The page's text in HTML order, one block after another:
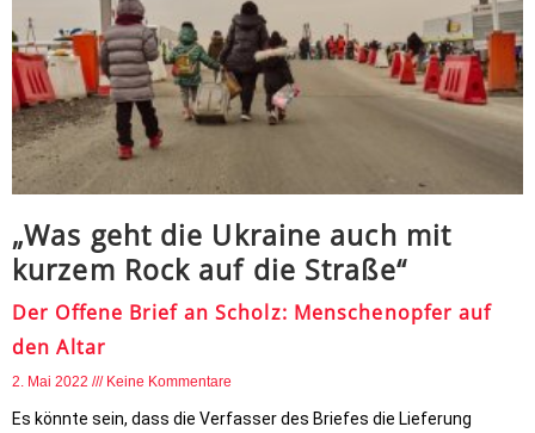
„Was geht die Ukraine auch mit
kurzem Rock auf die Straße“
Der Offene Brief an Scholz: Menschenopfer auf
den Altar
2. Mai 2022 Keine Kommentare
Es könnte sein, dass die Verfasser des Briefes die Lieferung